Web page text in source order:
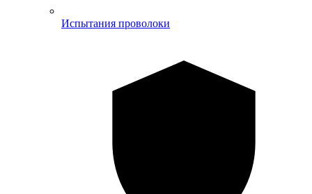
Испытания проволоки